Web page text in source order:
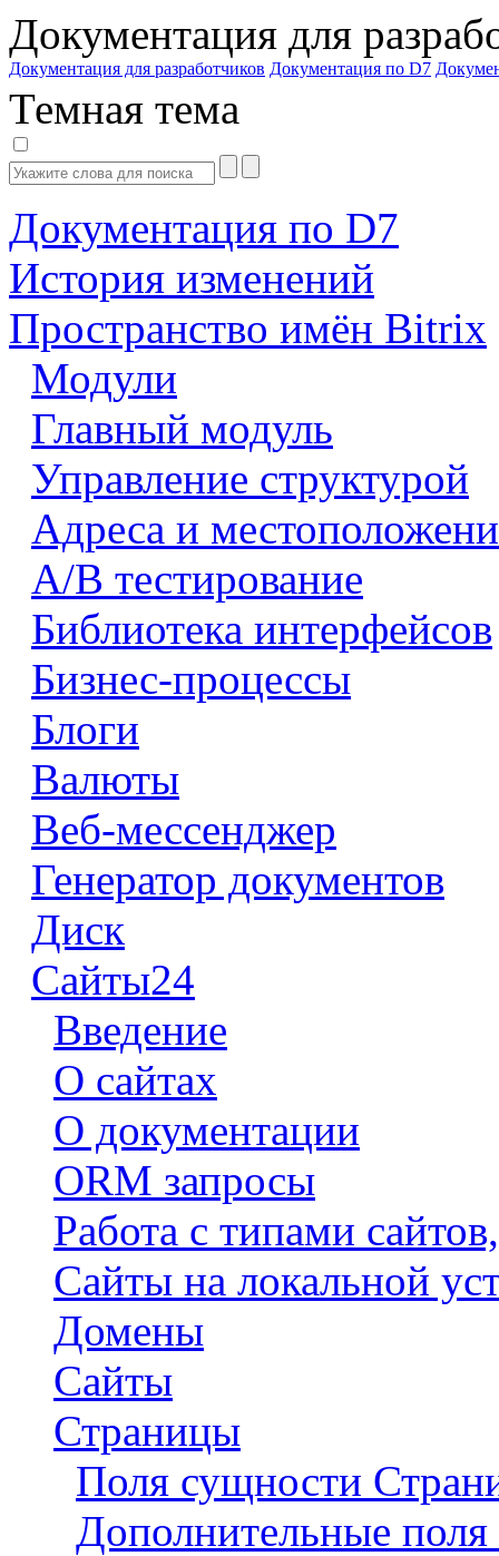
Документация для
Документация для разработчиков Документация по D7
Темная тема
Документация по D7
История изменений
Пространство имён Bitrix
Модули
Главный модуль
Управление структурой
Адреса и
А/В тестирование
Библиотека интерфейсов
Бизнес-процессы
Блоги
Валюты
Веб-мессенджер
Генератор документов
Диск
Сайты24
Введение
О сайтах
О документации
ORM запросы
Работа с типами
Сайты на локальной
Домены
Сайты
Страницы
Поля сущности
Дополнительные